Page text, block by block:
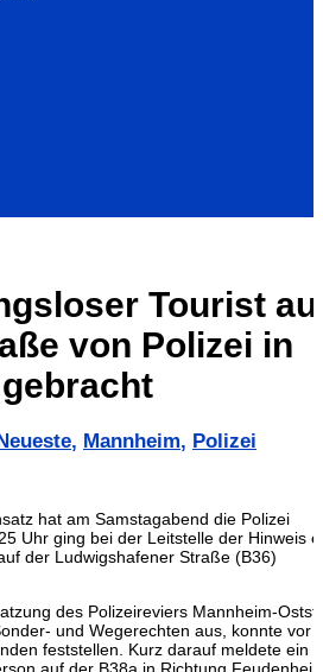
Tourist
von Polizei in
, Mannheim, Polizei
hat am Samstagabend die Polizei
Uhr ging bei der Leitstelle der Hinweis
der Ludwigshafener Straße (B36)
des Polizeireviers Mannheim-
und Wegerechten aus, konnte vor
feststellen. Kurz darauf meldete ein